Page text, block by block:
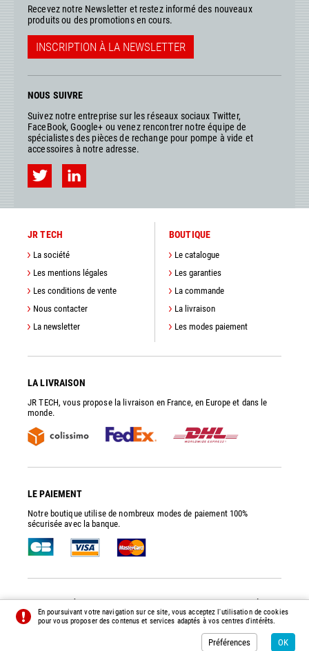
Recevez notre Newsletter et restez informé des nouveaux
produits ou des promotions en cours.
INSCRIPTION À LA NEWSLETTER
NOUS SUIVRE
Suivez notre entreprise sur les réseaux sociaux Twitter,
FaceBook, Google+ ou venez rencontrer notre équipe de
spécialistes des pièces de rechange pour pompe à vide et
accessoires à notre adresse.
JR TECH
La société
Les mentions légales
Les conditions de vente
Nous contacter
La newsletter
BOUTIQUE
Le catalogue
Les garanties
La commande
La livraison
Les modes paiement
LA LIVRAISON
JR TECH, vous propose la livraison en France, en Europe et dans le
monde.
LE PAIEMENT
Notre boutique utilise de nombreux modes de paiement 100%
sécurisée avec la banque.
© 2014 - 2026 - TOUS DROITS RÉSERVÉS -PRÉFÉRENCES-CRÉDITS
En poursuivant votre navigation sur ce site, vous acceptez l'utilisation de cookies
pour vous proposer des contenus et services adaptés à vos centres d'intérêts.
Préférences OK